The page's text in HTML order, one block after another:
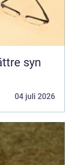
syn
04 juli 2026